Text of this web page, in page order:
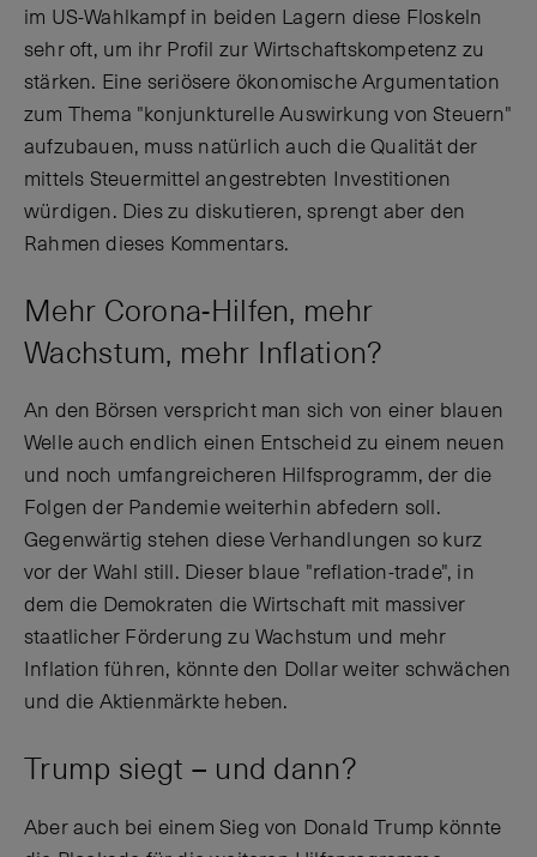
im US-Wahlkampf in beiden Lagern diese Floskeln
sehr oft, um ihr Profil zur Wirtschaftskompetenz zu
stärken. Eine seriösere ökonomische Argumentation
zum Thema "konjunkturelle Auswirkung von Steuern"
aufzubauen, muss natürlich auch die Qualität der
mittels Steuermittel angestrebten Investitionen
würdigen. Dies zu diskutieren, sprengt aber den
Rahmen dieses Kommentars.
Mehr Corona-Hilfen, mehr
Wachstum, mehr Inflation?
An den Börsen verspricht man sich von einer blauen
Welle auch endlich einen Entscheid zu einem neuen
und noch umfangreicheren Hilfsprogramm, der die
Folgen der Pandemie weiterhin abfedern soll.
Gegenwärtig stehen diese Verhandlungen so kurz
vor der Wahl still. Dieser blaue "reflation-trade", in
dem die Demokraten die Wirtschaft mit massiver
staatlicher Förderung zu Wachstum und mehr
Inflation führen, könnte den Dollar weiter schwächen
und die Aktienmärkte heben.
Trump siegt – und dann?
Aber auch bei einem Sieg von Donald Trump könnte